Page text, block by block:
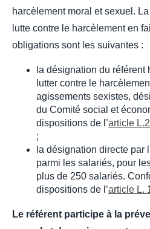
harcèlement moral et sexuel.
lutte contre le harcèlement en
obligations sont les suivantes :
la désignation du référent
lutter contre le
agissements sexistes,
du Comité social et
dispositions de l’article
;
la désignation directe par
parmi les salariés, pour
plus de 250 salariés.
dispositions de l’article L.
Le référent participe à la